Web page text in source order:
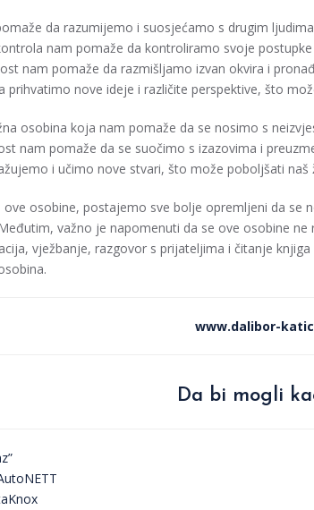
da razumijemo i suosjećamo s drugim
nam pomaže da kontroliramo svoje
nam pomaže da razmišljamo izvan okvira i
prihvatimo nove ideje i različite perspektive, što
osobina koja nam pomaže da se nosimo s
nam pomaže da se suočimo s izazovima i
i učimo nove stvari, što može poboljšati naš
ove osobine, postajemo sve bolje opremljeni da se
važno je napomenuti da se ove osobine
vježbanje, razgovor s prijateljima i čitanje
www.dalibor-
Da bi mogli